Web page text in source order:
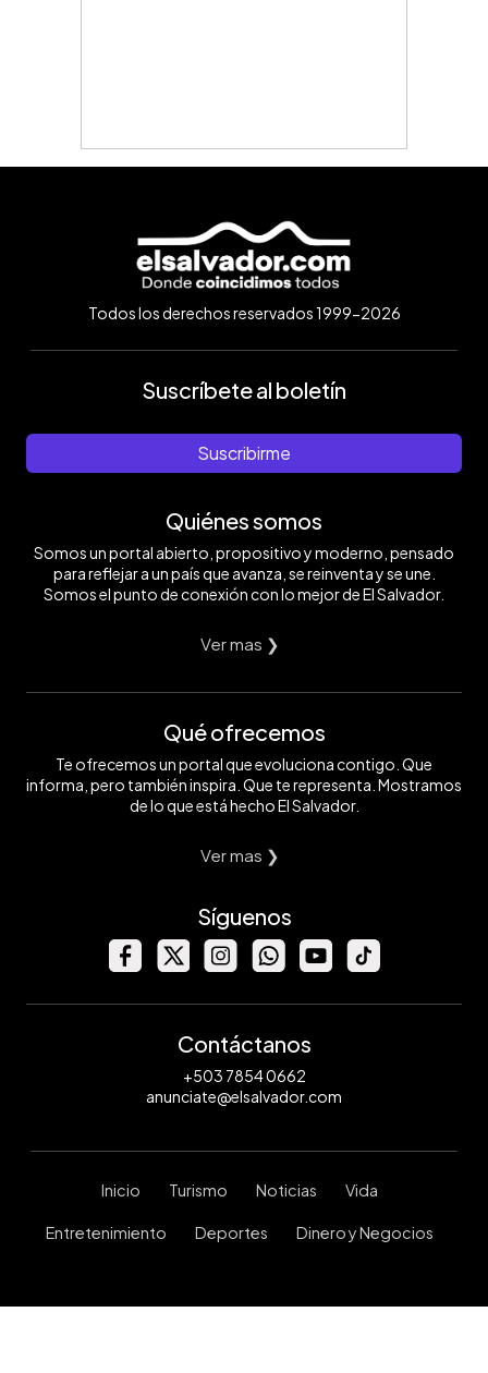
Todos los derechos reservados 1999-2026
Suscríbete al boletín
Suscribirme
Quiénes somos
Somos un portal abierto, propositivo y moderno, pensado
para reflejar a un país que avanza, se reinventa y se une.
Somos el punto de conexión con lo mejor de El Salvador.
Ver mas ❯
Qué ofrecemos
Te ofrecemos un portal que evoluciona contigo. Que
informa, pero también inspira. Que te representa. Mostramos
de lo que está hecho El Salvador.
Ver mas ❯
Síguenos
Contáctanos
+503 7854 0662
anunciate@elsalvador.com
Inicio Turismo Noticias Vida
Entretenimiento Deportes Dinero y Negocios